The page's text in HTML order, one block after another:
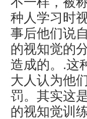
种人学习时
事后他们说
的视知觉的
造成的。.这
大人认为他
罚。其实这
的视知觉训